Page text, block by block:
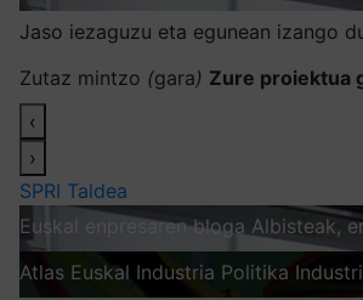
Jaso iezaguzu eta egunean izango
Zutaz mintzo (gara) Zure proiektua
‹
›
SPRI Taldea
Euskal enpresaren bloga Albisteak,
Atlas Euskal Industria Politika